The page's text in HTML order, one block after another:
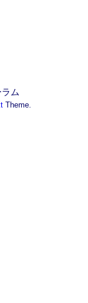
ム
Theme.